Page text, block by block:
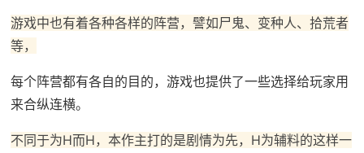
游戏中也有着各种各样的阵营，譬如尸鬼、变种人、拾荒者
等，
每个阵营都有各自的目的，游戏也提供了一些选择给玩家用
来合纵连横。
不同于为H而H，本作主打的是剧情为先，H为辅料的这样一